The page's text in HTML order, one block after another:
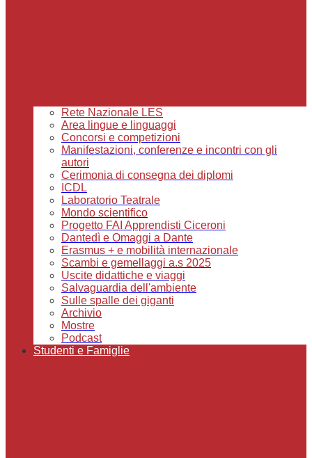
Rete Nazionale LES
Area lingue e linguaggi
Concorsi e competizioni
Manifestazioni, conferenze e incontri con gli
autori
Cerimonia di consegna dei diplomi
ICDL
Laboratorio Teatrale
Mondo scientifico
Progetto FAI Apprendisti Ciceroni
Dantedì e Omaggi a Dante
Erasmus + e mobilità internazionale
Scambi e gemellaggi a.s 2025
Uscite didattiche e viaggi
Salvaguardia dell'ambiente
Sulle spalle dei giganti
Archivio
Mostre
Podcast
Studenti e Famiglie